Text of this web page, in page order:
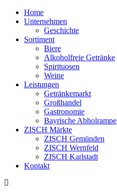
Home
Unternehmen
Geschichte
Sortiment
Biere
Alkoholfreie Getränke
Spirituosen
Weine
Leistungen
Getränkemarkt
Großhandel
Gastronomie
Bayrische Abholrampe
ZISCH Märkte
ZISCH Gemünden
ZISCH Wernfeld
ZISCH Karlstadt
Kontakt